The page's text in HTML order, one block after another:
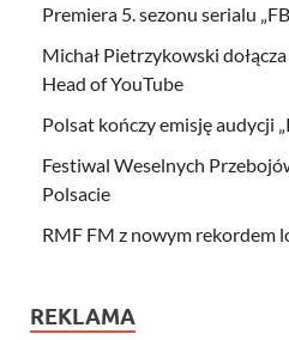
Premiera 5. sezonu serialu
Michał Pietrzykowski
Head of YouTube
Polsat kończy emisję audycji
Festiwal Weselnych
Polsacie
RMF FM z nowym rekordem
REKLAMA